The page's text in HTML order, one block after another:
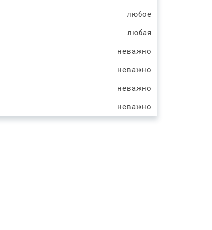
любое
любая
неважно
неважно
неважно
неважно